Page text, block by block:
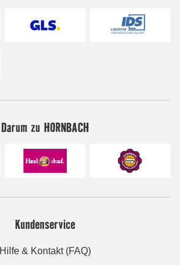
Darum zu HORNBACH
Kundenservice
Hilfe & Kontakt (FAQ)